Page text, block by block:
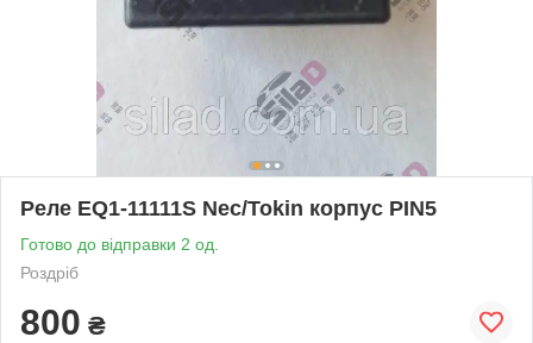
Реле EQ1-11111S Nec/Tokin корпус PIN5
Готово до відправки 2 од.
Роздріб
800 ₴